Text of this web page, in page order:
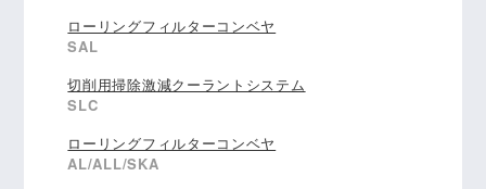
ローリングフィルターコンベヤ
SAL
切削用掃除激減クーラントシステム
SLC
ローリングフィルターコンベヤ
AL/ALL/SKA